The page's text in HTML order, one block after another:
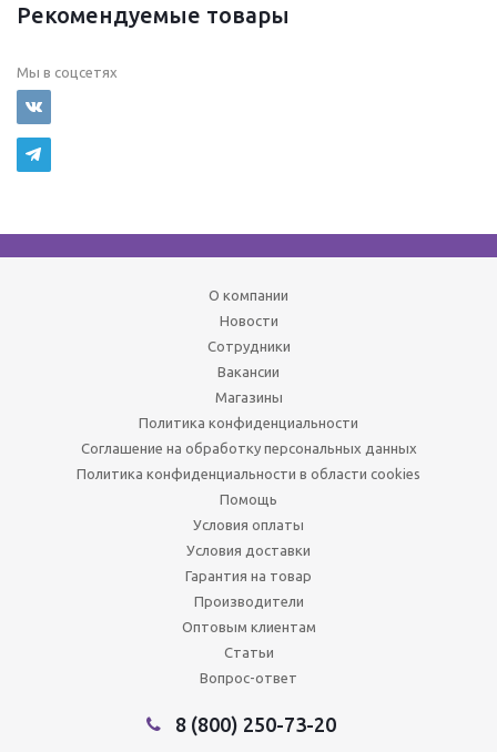
Рекомендуемые товары
Мы в соцсетях
О компании
Новости
Сотрудники
Вакансии
Магазины
Политика конфиденциальности
Соглашение на обработку персональных данных
Политика конфиденциальности в области cookies
Помощь
Условия оплаты
Условия доставки
Гарантия на товар
Производители
Оптовым клиентам
Статьи
Вопрос-ответ
8 (800) 250-73-20